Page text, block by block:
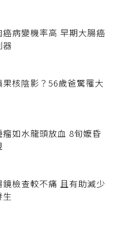
癌病變機率高 早期大腸癌
核陰影？56歲爸驚罹大
瘤如水龍頭放血 8旬嬤昏
檢查較不痛 且有助減少
生